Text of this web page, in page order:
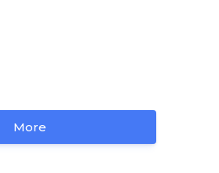
More